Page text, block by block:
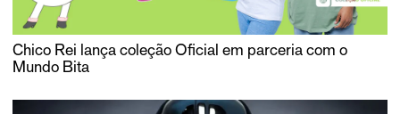
Chico Rei lança coleção Oficial em parceria com o
Mundo Bita